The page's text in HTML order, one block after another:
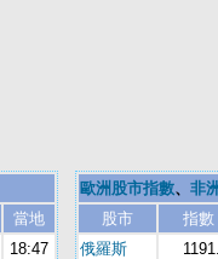
當地
18:47
歐洲股市指數、 非
股市
指數
俄羅斯